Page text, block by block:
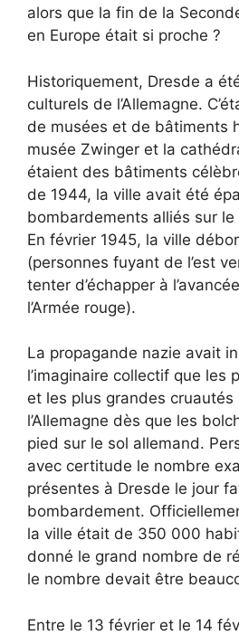
alors que la fin de la
en Europe était si proche ?
Historiquement, Dresde a
culturels de l’Allemagne.
de musées et de bâtiments
musée Zwinger et la
étaient des bâtiments
de 1944, la ville avait été
bombardements alliés sur le
En février 1945, la ville
(personnes fuyant de l’est
tenter d’échapper à
l’Armée rouge).
La propagande nazie avait
l’imaginaire collectif que les
et les plus grandes cruautés
l’Allemagne dès que les
pied sur le sol allemand.
avec certitude le nombre
présentes à Dresde le jour
bombardement.
la ville était de 350 000
donné le grand nombre de
le nombre devait être
Entre le 13 février et le 14